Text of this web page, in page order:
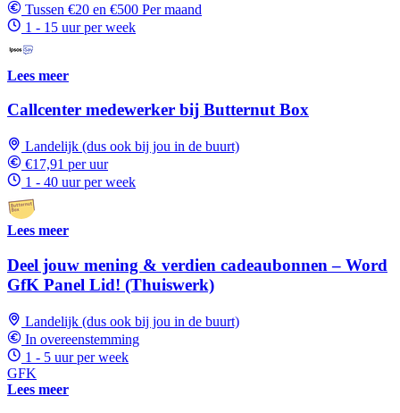
Tussen €20 en €500 Per maand
1 - 15 uur per week
Lees meer
Callcenter medewerker bij Butternut Box
Landelijk (dus ook bij jou in de buurt)
€17,91 per uur
1 - 40 uur per week
Lees meer
Deel jouw mening & verdien cadeaubonnen – Word
GfK Panel Lid! (Thuiswerk)
Landelijk (dus ook bij jou in de buurt)
In overeenstemming
1 - 5 uur per week
GFK
Lees meer